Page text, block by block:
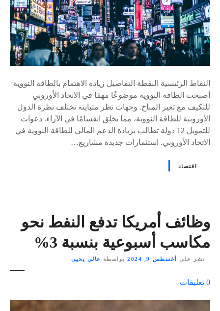
النقاط الرئيسية النقطة التفاصيل زيادة الاهتمام بالطاقة النووية
أصبحت الطاقة النووية موضوعًا مهمًا في الاتحاد الأوروبي
للتكيف مع تغير المناخ. وجهات نظر متباينة تختلف نظرة الدول
الأوروبية للطاقة النووية، مما يخلق انقسامًا في الآراء. دعوات
للتمويل 12 دولة تطالب بزيادة الدعم المالي للطاقة النووية في
الاتحاد الأوروبي. استثمارات جديدة مشاريع…
اقتصاد
وظائف أمريكا تدفع النفط نحو
مكاسب أسبوعية بنسبة 3%
نشر على أغسطس 9, 2024 بواسطة غالي يحيى
0 تعليقات